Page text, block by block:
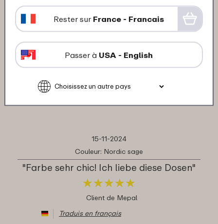
Couleur: Nordic white
"Stevige potten en laat geen randen
achter"
★★★★★
★★★★★
Client de Mepal
15-11-2024
Couleur: Nordic sage
"Farbe sehr chic! Ich liebe diese Dosen"
★★★★★
★★★★★
Client de Mepal
Traduis en français
Rester sur France - Francais
Passer à USA - English